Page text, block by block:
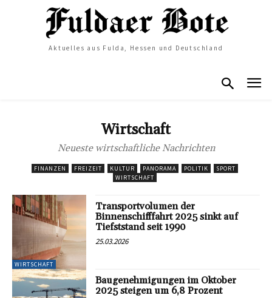
Aktuelles aus Fulda, Hessen und Deutschland
Wirtschaft
Neueste wirtschaftliche Nachrichten
FINANZEN FREIZEIT KULTUR PANORAMA POLITIK
SPORT
WIRTSCHAFT
WIRTSCHAFT
Transportvolumen der
Binnenschifffahrt 2025 sinkt auf
Tiefststand seit 1990
25.03.2026
Baugenehmigungen im Oktober
2025 steigen um 6,8 Prozent